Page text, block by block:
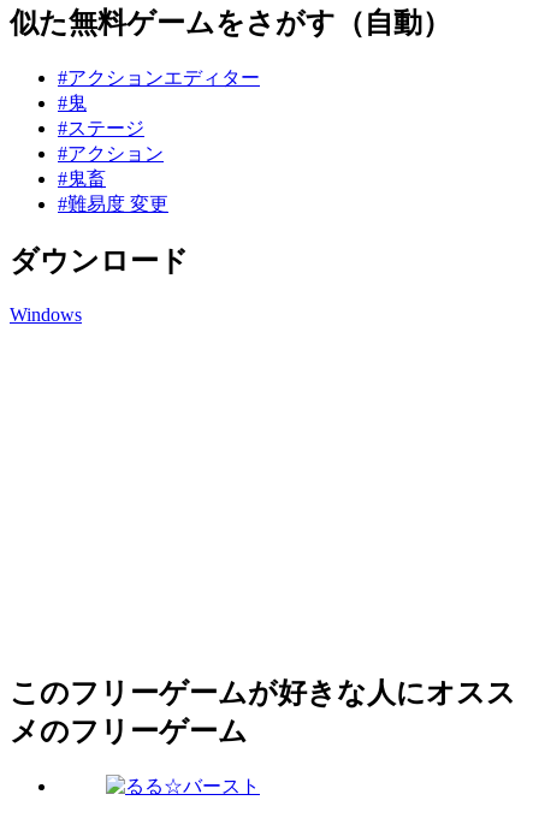
似た無料ゲームをさがす（自動）
#アクションエディター
#鬼
#ステージ
#アクション
#鬼畜
#難易度 変更
ダウンロード
Windows
このフリーゲームが好きな人にオスス
メのフリーゲーム